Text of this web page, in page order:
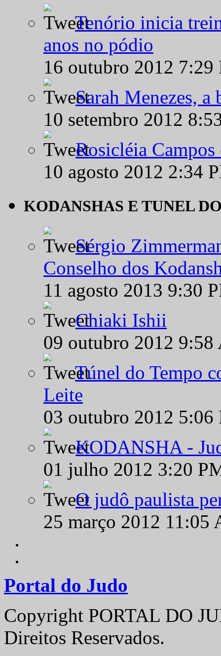
Tenório inicia
anos no pódio
16 outubro 2012
Sarah Menezes,
10 setembro 2012
Rosicléia
10 agosto 2012 2:34
KODANSHAS E TUNEL
Sérgio
Conselho dos
11 agosto 2013 9:30
Chiaki Ishii
09 outubro 2012
Túnel do Tempo
Leite
03 outubro 2012
KODANSHA -
01 julho 2012 3:20
O judô paulista
25 março 2012
Portal do Judo
Copyright PORTAL DO
Direitos Reservados.